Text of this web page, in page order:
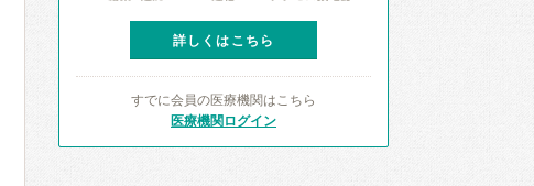
詳しくはこちら
すでに会員の医療機関はこちら
医療機関ログイン